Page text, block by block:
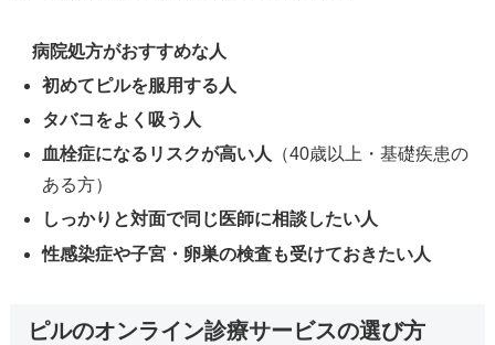
病院処方がおすすめな人
初めてピルを服用する人
タバコをよく吸う人
血栓症になるリスクが高い人
（40歳以上・基礎疾患の
ある方）
しっかりと対面で同じ医師に相談したい人
性感染症や子宮・卵巣の検査も受けておきたい人
ピルのオンライン診療サービスの選び方